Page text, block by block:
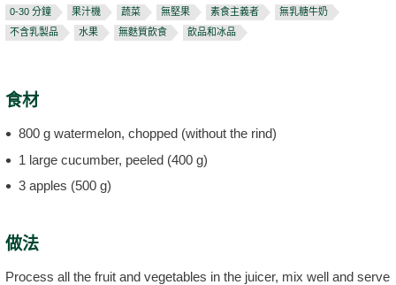
0-30 分鐘 果汁機 蔬菜 無堅果 素食主義者
無乳糖牛奶
不含乳製品
水果 無麩質飲食 飲品和冰品
食材
800 g watermelon, chopped (without the rind)
1 large cucumber, peeled (400 g)
3 apples (500 g)
做法
Process all the fruit and vegetables in the juicer, mix well and serve